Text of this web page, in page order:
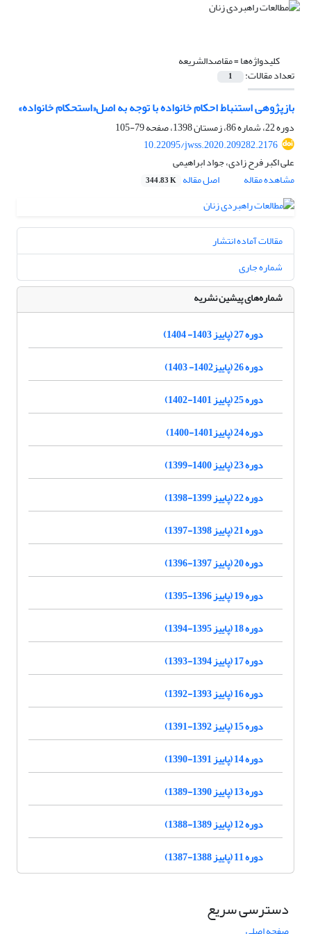
کلیدواژه‌ها =مقاصد‌الشریعه
تعداد مقالات: 1
بازپژوهی استنباط احکام خانواده با توجه به اصل«استحکام خانواده»
دوره 22، شماره 86، زمستان 1398، صفحه
79-105
10.22095/jwss.2020.209282.2176
علی اکبر فرح زادی، جواد ابراهیمی
مشاهده مقاله
اصل مقاله 344.83 K
مقالات آماده انتشار
شماره جاری
شماره‌های پیشین نشریه
دوره 27 (پاییز 1403- 1404)
دوره 26 (پاییز1402- 1403)
دوره 25 (پاییز 1401-1402)
دوره 24 (پاییز1401-1400)
دوره 23 (پاییز 1400-1399)
دوره 22 (پاییز 1399-1398)
دوره 21 (پاییز 1398-1397)
دوره 20 (پاییز 1397-1396)
دوره 19 (پاییز 1396-1395)
دوره 18 (پاییز 1395-1394)
دوره 17 (پاییز 1394-1393)
دوره 16 (پاییز 1393-1392)
دوره 15 (پاییز 1392-1391)
دوره 14 (پاییز 1391-1390)
دوره 13 (پاییز 1390-1389)
دوره 12 (پاییز 1389-1388)
دوره 11 (پاییز 1388-1387)
دسترسی سریع